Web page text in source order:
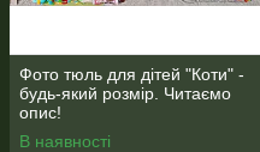
Фото тюль для дітей "Коти" -
будь-який розмір. Читаємо
опис!
В наявності